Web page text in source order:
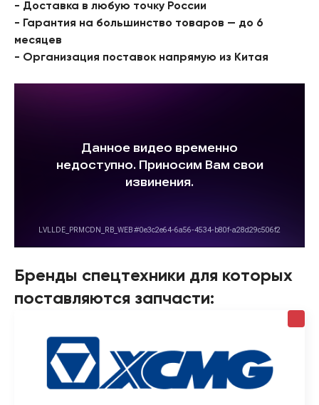
- Доставка в любую точку России
- Гарантия на большинство товаров — до 6
месяцев
- Организация поставок напрямую из Китая
Бренды спецтехники для которых
поставляются запчасти: